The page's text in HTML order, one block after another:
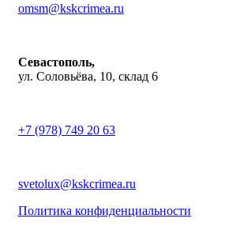
omsm@kskcrimea.ru
Севастополь,
ул. Соловьёва, 10, склад 6
+7 (978) 749 20 63
svetolux@kskcrimea.ru
Политика конфиденциальности